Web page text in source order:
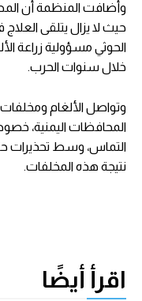
وأضافت المنظمة أن
حيث لا يزال يتلقى
الحوثي مسؤولية زراعة
خلال سنوات الحرب.
وتواصل الألغام
المحافظات اليمنية،
التماس، وسط تحذيرات
نتيجة هذه المخلفات.
اقرأ أيضًا